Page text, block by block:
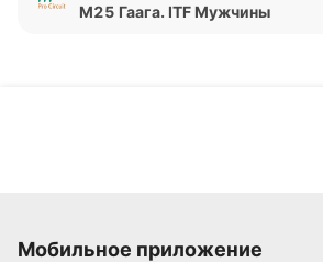
находится на 938-й строчке.
M25 Гаага. ITF Мужчины
Мобильное приложение